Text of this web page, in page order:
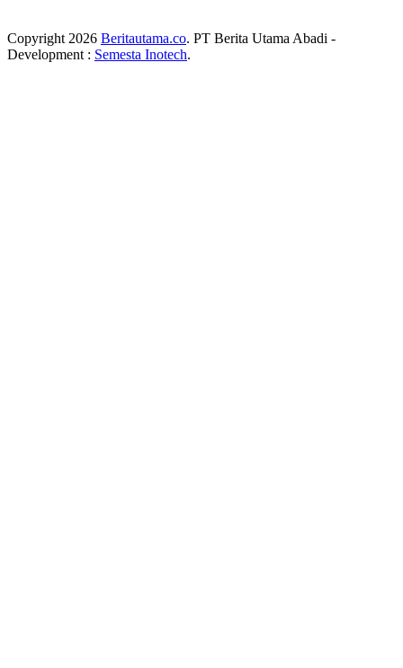
Copyright 2026 Beritautama.co. PT Berita Utama Abadi -
Development : Semesta Inotech.